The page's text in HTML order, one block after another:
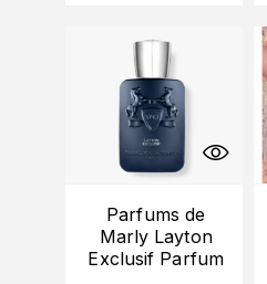
Parfums de
Marly Layton
Exclusif Parfum